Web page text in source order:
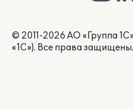
© 2011-2026 АО «Группа
«1С»). Все права защищены.